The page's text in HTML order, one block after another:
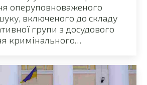
оперуповноваженого
включеного до складу
групи з досудового
кримінального…